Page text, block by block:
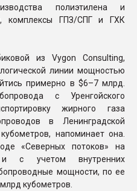
полиэтилена и
комплексы ГПЗ/СПГ и ГХК
из Vygon Consulting,
линии мощностью
примерно в $6–7 млрд.
с Уренгойского
жирного газа
в Ленинградской
напоминает она.
«Северных потоков» на
и с учетом внутренних
мощности, по ее
кубометров.